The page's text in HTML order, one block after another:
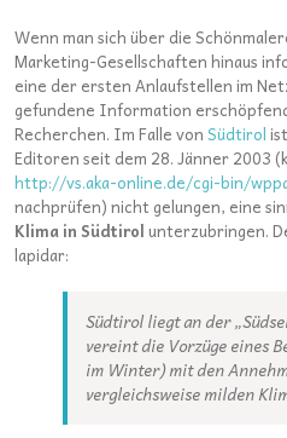
Wenn man sich über die
Marketing-Gesellschaften hinaus
eine der ersten Anlaufstellen im
gefundene Information
Recherchen. Im Falle vonSüdtirol
Editoren seit dem 28. Jänner 2003
http://vs.aka-online.de/cgi-bin/
nachprüfen) nicht gelungen, eine
Klima in Südtirolunterzubringen.
lapidar:
Südtirol liegt an der
vereint die Vorzüge eines
im Winter) mit den
vergleichsweise milden